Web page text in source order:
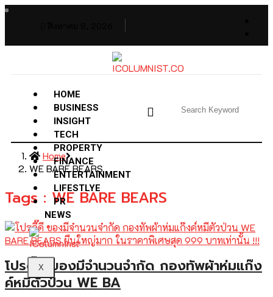
HOME
BUSINESS
INSIGHT
TECH
PROPERTY
FINANCE
ENTERTAINMENT
LIFESTLYE
PR
NEWS
X
Home
WE BARE BEARS
Tags : WE BARE BEARS
โปรดี๊ดี ของมีจำนวนจำกัด กองทัพผ้าห่มแก๊ง
ค์หมีตัวป่วน WE BA